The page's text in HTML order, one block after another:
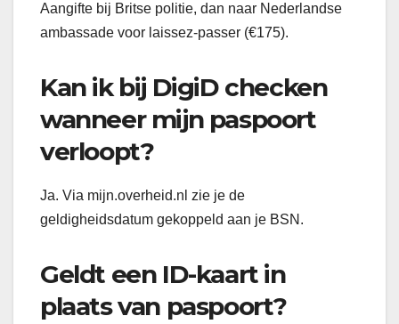
Aangifte bij Britse politie, dan naar Nederlandse
ambassade voor laissez-passer (€175).
Kan ik bij DigiD checken
wanneer mijn paspoort
verloopt?
Ja. Via mijn.overheid.nl zie je de
geldigheidsdatum gekoppeld aan je BSN.
Geldt een ID-kaart in
plaats van paspoort?